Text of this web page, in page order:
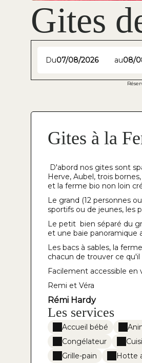
Gites
Du au
Gites à la
D'abord nos gites sont
Herve, Aubel, trois
et la ferme bio non loin
Le grand (12 personnes
sportifs ou de jeunes, les
Le petit bien séparé du
et une baie panoramique
Les bacs à sables, la
chacun de trouver ce
Facilement accessible en
Remi et Véra
Rémi Hardy
Les services
Accueil bébé
Congélateur
Grille-pain
Hotte